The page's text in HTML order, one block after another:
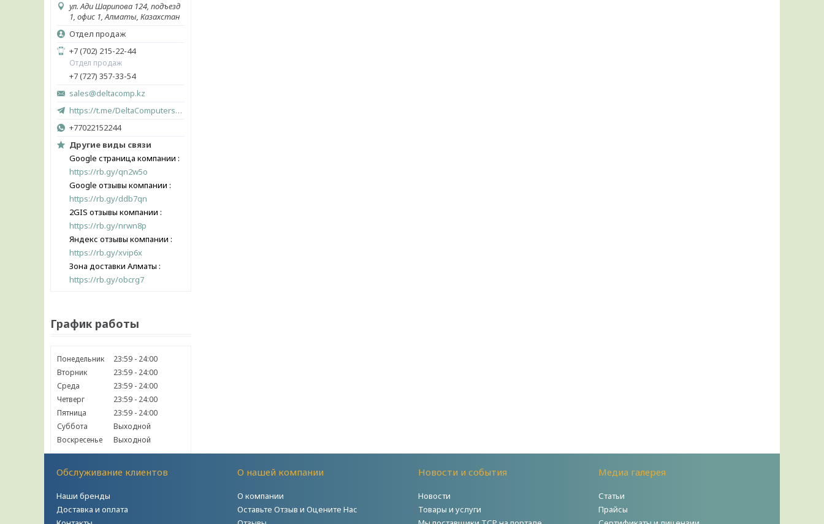
ул. Ади Шарипова 124, подъезд
1, офис 1, Алматы, Казахстан
Отдел продаж
+7 (702) 215-22-44
Отдел продаж
+7 (727) 357-33-54
sales@deltacomp.kz
https://t.me/DeltaComputers_kz
+77022152244
Другие виды связи
Google страница компании
https://rb.gy/qn2w5o
Google отзывы компании
https://rb.gy/ddb7qn
2GIS отзывы компании
https://rb.gy/nrwn8p
Яндекс отзывы компании
https://rb.gy/xvip6x
Зона доставки Алматы
https://rb.gy/obcrg7
График работы
Понедельник 23:59
24:00
Вторник
23:59
24:00
Среда
23:59
24:00
Четверг
23:59
24:00
Пятница
23:59
24:00
Суббота
Выходной
Воскресенье
Выходной
Обслуживание клиентов
Наши бренды
Доставка и оплата
О нашей компании
О компании
Оставьте Отзыв и Оцените Нас
Новости и события
Новости
Товары и услуги
Медиа галерея
Статьи
Прайсы